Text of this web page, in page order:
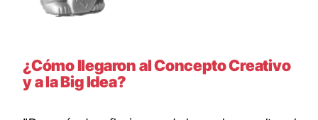
¿Cómo llegaron al Concepto Creativo
y a la Big Idea?